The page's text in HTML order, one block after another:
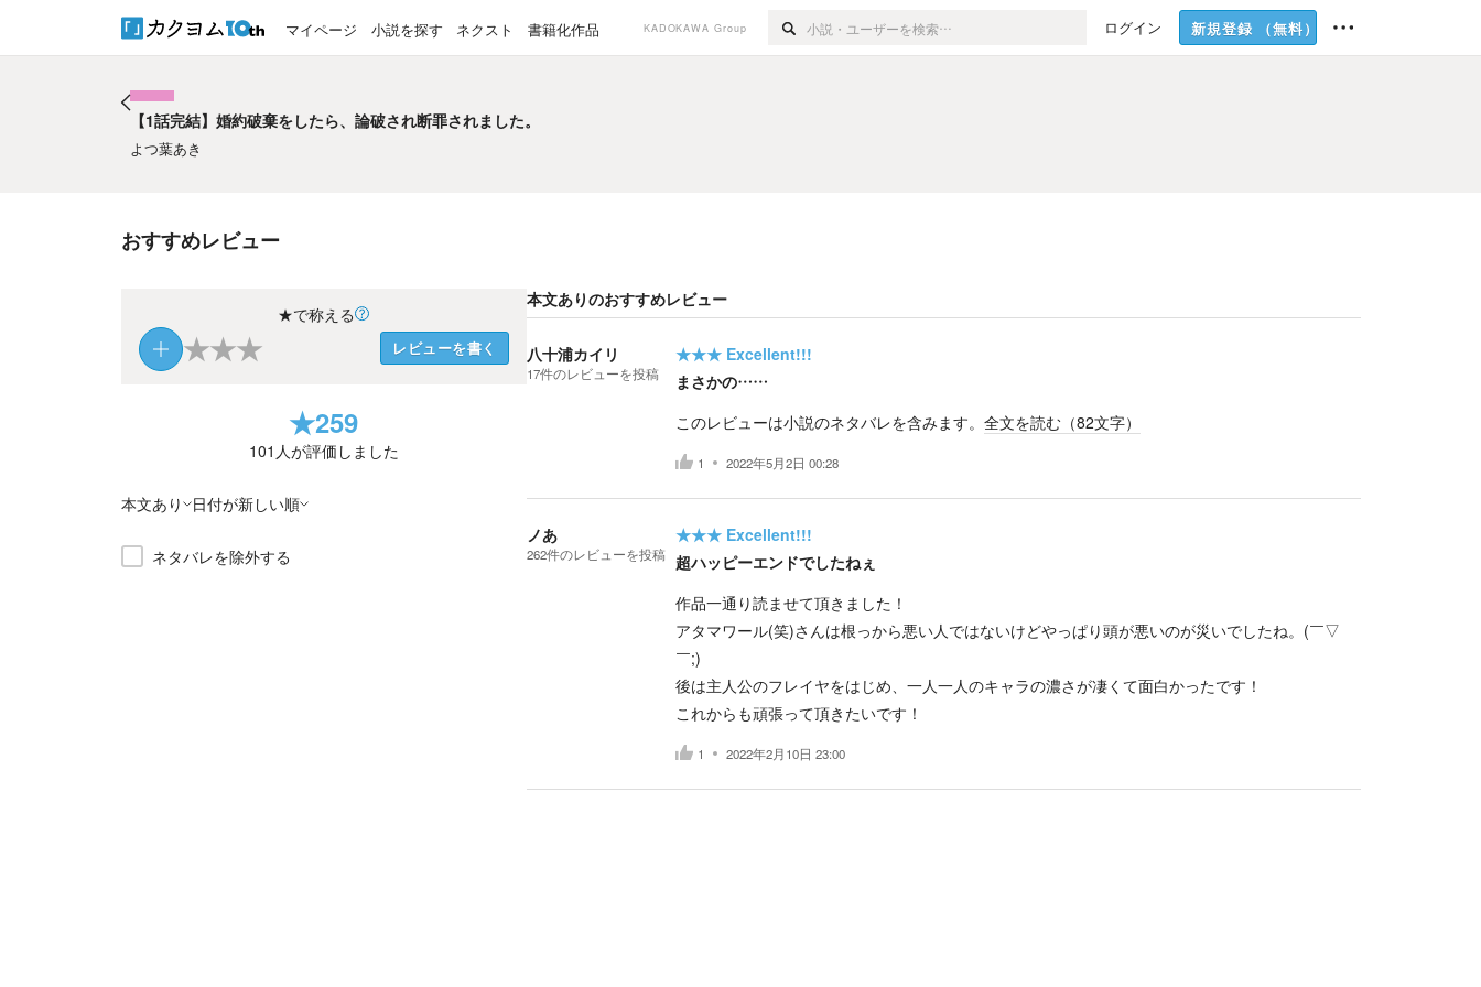
マイページ 小説を探す ネクスト 書籍化作品 KADOKAWA Group ログイン 新規登録 （無料）
【1話完結】婚約破棄をしたら、論破され断罪されました。
よつ葉あき
おすすめレビュー
★で称える
★★★ レビューを書く
★259
101 人が評価しました
本文あり 日付が新しい順
ネタバレを除外する
本文ありのおすすめレビュー
八十浦カイリ
17件のレビューを投稿
★★★ Excellent!!!
まさかの……
このレビューは小説のネタバレを含みます。 全文を読む（82文字）
1 2022年5月2日 00:28
ノあ
262件のレビューを投稿
★★★ Excellent!!!
超ハッピーエンドでしたねぇ
作品一通り読ませて頂きました！
アタマワール(笑)さんは根っから悪い人ではないけどやっぱり頭が悪いのが災いでしたね。(￣▽
￣;)
後は主人公のフレイヤをはじめ、一人一人のキャラの濃さが凄くて面白かったです！
これからも頑張って頂きたいです！
1 2022年2月10日 23:00